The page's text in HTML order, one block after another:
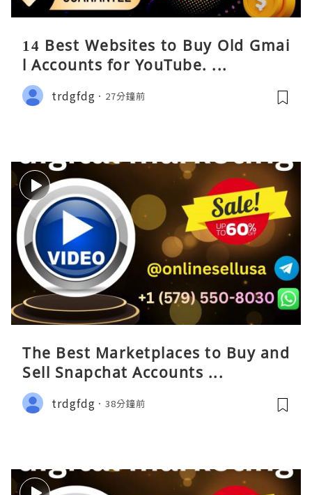
14 Best Websites to Buy Old Gmai
l Accounts for YouTube. ...
trdgfdg 27分鐘前
The Best Marketplaces to Buy and
Sell Snapchat Accounts ...
trdgfdg 38分鐘前